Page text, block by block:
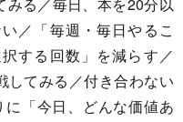
みる／毎日、本を20分以
／「毎週・毎日やるこ
する回数」を減らす／
してみる／付き合わない
「今日、どんな価値あ